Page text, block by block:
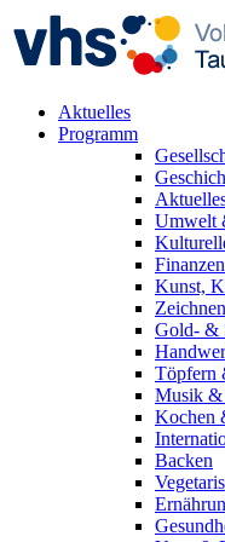
Aktuelles
Programm
Umwelt
Kunst,
Gold- &
Töpfern
Musik &
Kochen
Backen